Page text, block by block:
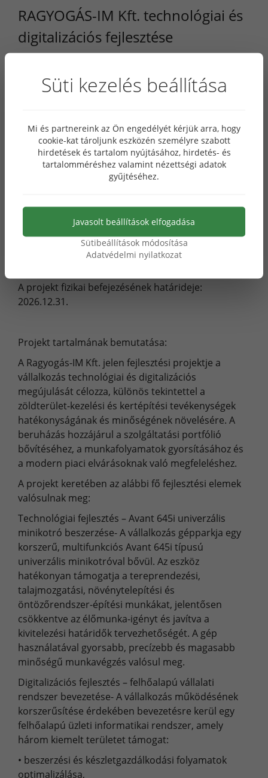
RAGYOGÁS-IM Kft. technológiai és
digitalizációs fejlesztése
Projekt címe: RAGYOGÁS-IM Kft. technológiai és
digitalizációs fejlesztése
Támogatás összege: 11 348 420 Ft
Támogatás mértéke: 50 %
Projekt azonosító száma: GINOP_PLUSZ-1.2.4-25-
A projekt fizikai befejezésének határideje:
2026.12.31.
Projekt tartalmának bemutatása:
A Ragyogás-IM Kft. jelen fejlesztési projektje a
vállalkozás technológiai és digitalizációs
megújulását célozza, különös tekintettel a
zöldterület-kezelési és kertépítési tevékenységek
hatékonyságának és minőségének növelésére. A
beruházás hozzájárul a szolgáltatási portfólió
bővítéséhez, a munkafolyamatok gyorsításához és
a modern piaci elvárásoknak való megfeleléshez.
A projekt keretében az alábbi fő fejlesztési elemek
valósulnak meg:
Technológiai fejlesztés – Avant 645i univerzális
minikotró beszerzése- A vállalkozás gépparkja egy
korszerű, multifunkciós Avant 645i típusú
univerzális minikotróval bővül. Az eszköz
hatékonyan támogatja a tereprendezési,
talajmozgatási, növénytelepítési és
öntözőrendszer-építési munkákat, jelentősen
csökkentve az élőmunka-igényt és javítva a
kivitelezési határidők tervezhetőségét. A gép
használatával gyorsabb, precízebb és magasabb
minőségű munkavégzés valósul meg.
Digitalizációs fejlesztés – felhőalapú vállalati
rendszer bevezetése- A vállalkozás működésének
korszerűsítése érdekében bevezetésre kerül egy
felhőalapú üzleti informatikai rendszer, amely
három kiemelt területet támogat:
• beszerzési és készletgazdálkodási folyamatok
optimalizálása,
Süti kezelés beállítása
Mi és partnereink az Ön engedélyét kérjük arra, hogy
cookie-kat tároljunk eszközén személyre szabott
hirdetések és tartalom nyújtásához, hirdetés- és
tartalomméréshez valamint nézettségi adatok
gyűjtéséhez.
Javasolt beállítások elfogadása
Sütibeállítások módosítása
Adatvédelmi nyilatkozat